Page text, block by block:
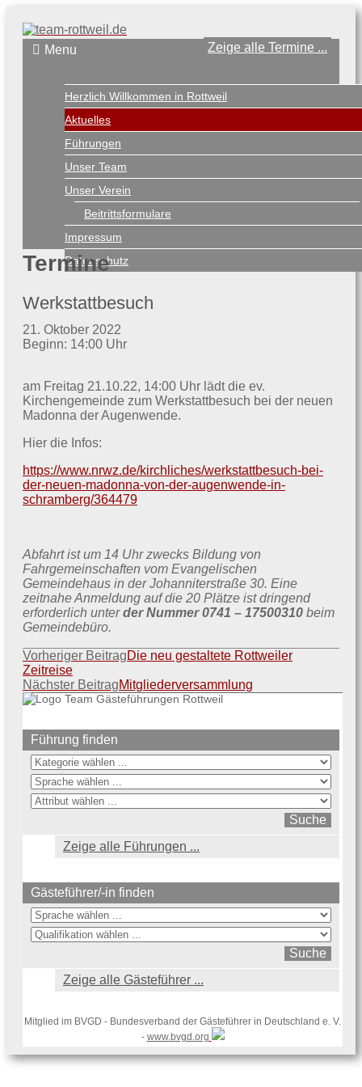
Menu
Herzlich Willkommen in Rottweil
Aktuelles
Führungen
Unser Team
Unser Verein
Beitrittsformulare
Impressum
Datenschutz
Termine
Zeige alle Termine ...
Werkstattbesuch
21. Oktober 2022
Beginn: 14:00 Uhr
am Freitag 21.10.22, 14:00 Uhr lädt die ev.
Kirchengemeinde zum Werkstattbesuch bei der neuen
Madonna der Augenwende.
Hier die Infos:
https://www.nrwz.de/kirchliches/werkstattbesuch-bei-
der-neuen-madonna-von-der-augenwende-in-
schramberg/364479
Abfahrt ist um 14 Uhr zwecks Bildung von
Fahrgemeinschaften vom Evangelischen
Gemeindehaus in der Johanniterstraße 30. Eine
zeitnahe Anmeldung auf die 20 Plätze ist dringend
erforderlich unterder Nummer 0741 – 17500310 beim
Gemeindebüro.
Beitragsnavigation
Vorheriger BeitragDie neu gestaltete Rottweiler
Zeitreise
Nächster BeitragMitgliederversammlung
Führung finden
Zeige alle Führungen ...
Gästeführer/-in finden
Zeige alle Gästeführer ...
Mitglied im BVGD - Bundesverband der Gästeführer in Deutschland e. V.
- www.bvgd.org